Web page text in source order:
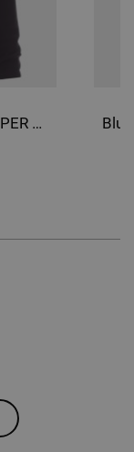
Bluză cu mânecă lungă PAYPER DOLOMITI+ NEGRU